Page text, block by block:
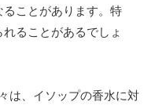
ることがあります。特
ることがあるでしょ
は、イソップの香水に対